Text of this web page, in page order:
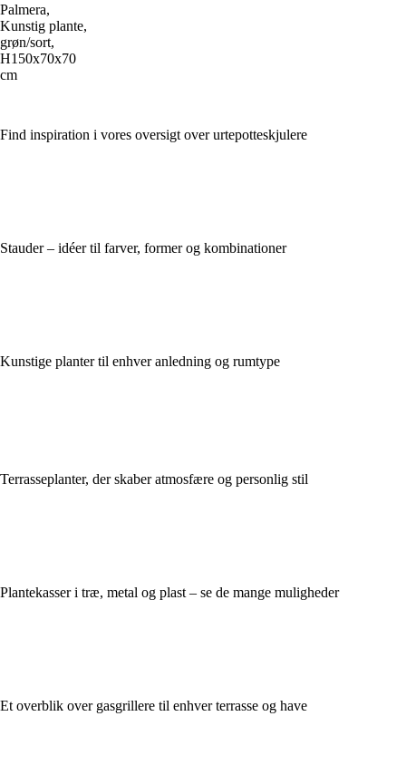
Palmera,
Kunstig plante,
grøn/sort,
H150x70x70
cm
Find inspiration i vores oversigt over urtepotteskjulere
Stauder – idéer til farver, former og kombinationer
Kunstige planter til enhver anledning og rumtype
Terrasseplanter, der skaber atmosfære og personlig stil
Plantekasser i træ, metal og plast – se de mange muligheder
Et overblik over gasgrillere til enhver terrasse og have